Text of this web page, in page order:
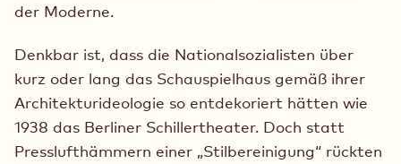
der Moderne.
Denkbar ist, dass die Nationalsozialisten über
kurz oder lang das Schauspielhaus gemäß ihrer
Architekturideologie so entdekoriert hätten wie
1938 das Berliner Schillertheater. Doch statt
Presslufthämmern einer „Stilbereinigung“ rückten